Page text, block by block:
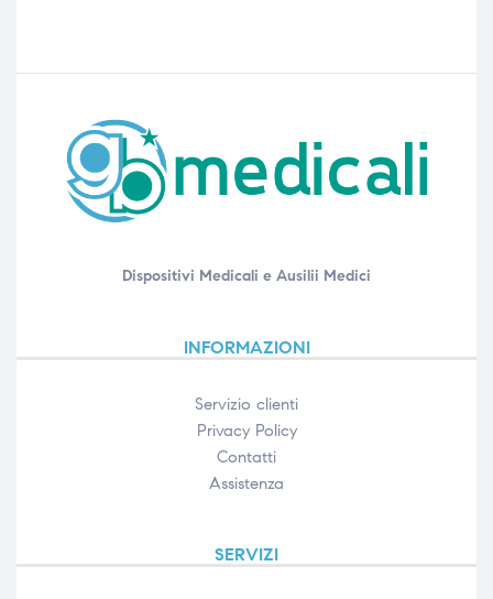
Dispositivi Medicali e Ausilii Medici
INFORMAZIONI
Servizio clienti
Privacy Policy
Contatti
Assistenza
SERVIZI